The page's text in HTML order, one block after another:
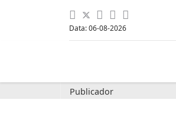
Data: 06-08-2026
Publicador